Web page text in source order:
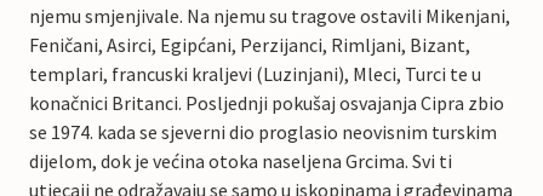
njemu smjenjivale. Na njemu su tragove ostavili Mikenjani,
Feničani, Asirci, Egipćani, Perzijanci, Rimljani, Bizant,
templari, francuski kraljevi (Luzinjani), Mleci, Turci te u
konačnici Britanci. Posljednji pokušaj osvajanja Cipra zbio
se 1974. kada se sjeverni dio proglasio neovisnim turskim
dijelom, dok je većina otoka naseljena Grcima. Svi ti
utjecaji ne odražavaju se samo u iskopinama i građevinama